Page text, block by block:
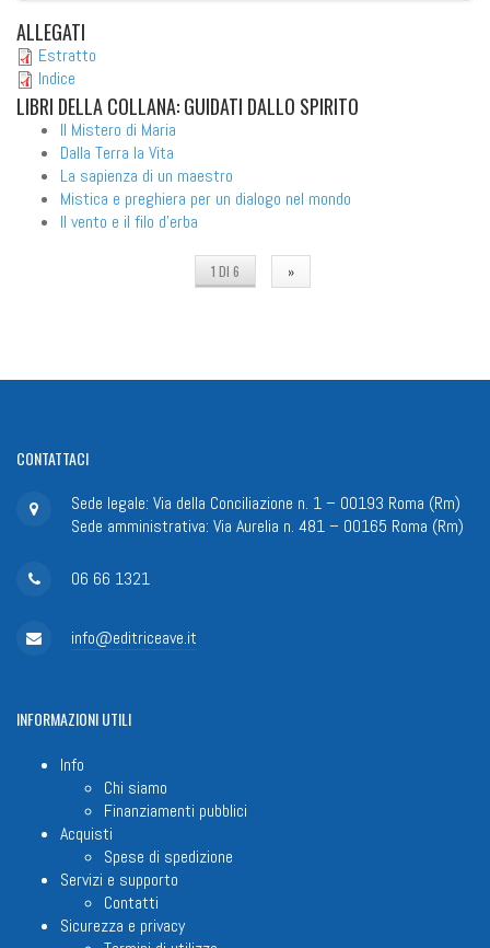
ALLEGATI
Estratto
Indice
LIBRI DELLA COLLANA: GUIDATI DALLO SPIRITO
Il Mistero di Maria
Dalla Terra la Vita
La sapienza di un maestro
Mistica e preghiera per un dialogo nel mondo
Il vento e il filo d'erba
1 DI 6 »
CONTATTACI
Sede legale: Via della Conciliazione n. 1 – 00193 Roma (Rm)
Sede amministrativa: Via Aurelia n. 481 – 00165 Roma (Rm)
06 66 1321
info@editriceave.it
INFORMAZIONIUTILI
Info
Chi siamo
Finanziamenti pubblici
Acquisti
Spese di spedizione
Servizi e supporto
Contatti
Sicurezza e privacy